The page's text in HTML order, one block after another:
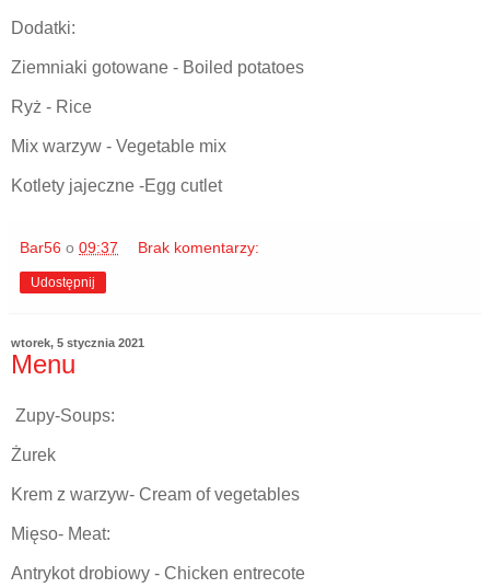
Dodatki:
Ziemniaki gotowane - Boiled potatoes
Ryż - Rice
Mix warzyw - Vegetable mix
Kotlety jajeczne -Egg cutlet
Bar56 o 09:37 Brak komentarzy:
Udostępnij
wtorek, 5 stycznia 2021
Menu
Zupy-Soups:
Żurek
Krem z warzyw- Cream of vegetables
Mięso- Meat:
Antrykot drobiowy - Chicken entrecote